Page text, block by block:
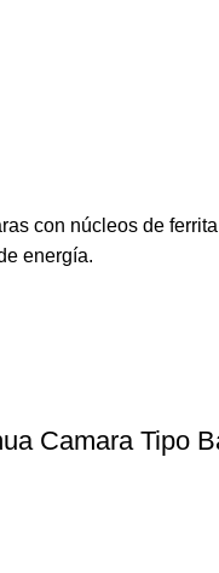
con núcleos de ferrita
energía.
Camara Tipo